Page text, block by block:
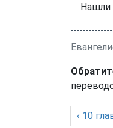
Нашли
‹ 10